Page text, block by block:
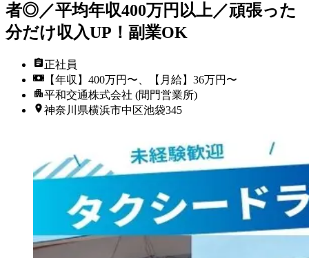
者◎／平均年収400万円以上／頑張った
分だけ収入UP！副業OK
正社員
【年収】400万円〜、【月給】36万円〜
平和交通株式会社 (間門営業所)
神奈川県横浜市中区池袋345